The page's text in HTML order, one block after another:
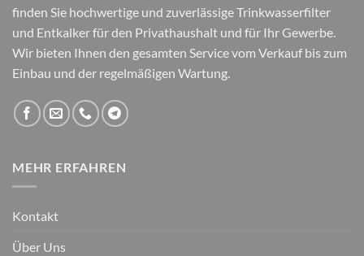
finden Sie hochwertige und zuverlässige Trinkwasserfilter
und Entkalker für den Privathaushalt und für Ihr Gewerbe.
Wir bieten Ihnen den gesamten Service vom Verkauf bis zum
Einbau und der regelmäßigen Wartung.
MEHR ERFAHREN
Kontakt
Über Uns